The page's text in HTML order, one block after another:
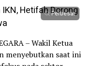
Perbesar
– Wakil Ketua
menyebutkan saat ini